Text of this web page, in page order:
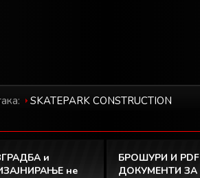
SKATEPARK CONSTRUCTION
и
не
БРОШУРИ И PDF
ДОКУМЕНТИ ЗА